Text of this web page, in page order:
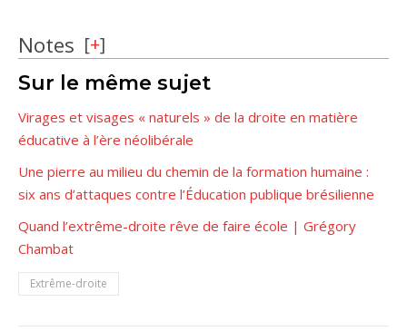
Notes [+]
Sur le même sujet
Virages et visages « naturels » de la droite en matière
éducative à l’ère néolibérale
Une pierre au milieu du chemin de la formation humaine :
six ans d’attaques contre l’Éducation publique brésilienne
Quand l’extrême-droite rêve de faire école | Grégory
Chambat
Extrême-droite